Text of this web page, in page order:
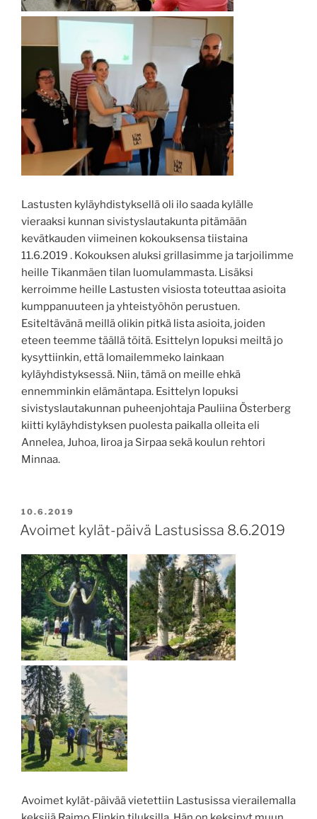
Lastusten kyläyhdistyksellä oli ilo saada kylälle
vieraaksi kunnan sivistyslautakunta pitämään
kevätkauden viimeinen kokouksensa tiistaina
11.6.2019 . Kokouksen aluksi grillasimme ja tarjoilimme
heille Tikanmäen tilan luomulammasta. Lisäksi
kerroimme heille Lastusten visiosta toteuttaa asioita
kumppanuuteen ja yhteistyöhön perustuen.
Esiteltävänä meillä olikin pitkä lista asioita, joiden
eteen teemme täällä töitä. Esittelyn lopuksi meiltä jo
kysyttiinkin, että lomailemmeko lainkaan
kyläyhdistyksessä. Niin, tämä on meille ehkä
ennemminkin elämäntapa. Esittelyn lopuksi
sivistyslautakunnan puheenjohtaja Pauliina Österberg
kiitti kyläyhdistyksen puolesta paikalla olleita eli
Annelea, Juhoa, Iiroa ja Sirpaa sekä koulun rehtori
Minnaa.
JULKAISTU
10.6.2019
Avoimet kylät-päivä Lastusissa 8.6.2019
Avoimet kylät-päivää vietettiin Lastusissa vierailemalla